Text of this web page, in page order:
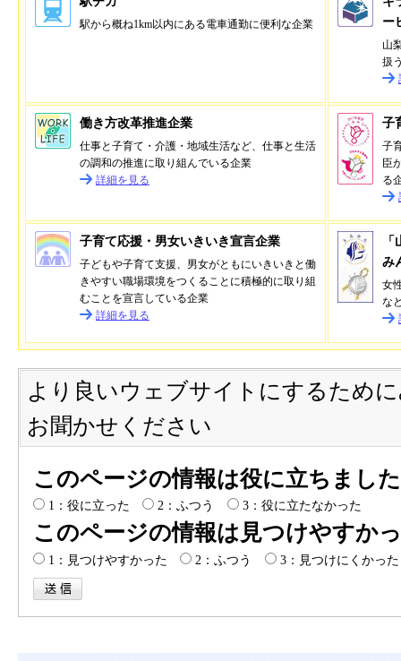
駅から概ね1km以内にある電車通勤に便利な企業
ー
山
扱
働き方改革推進企業
仕事と子育て・介護・地域生活など、仕事と生活
の調和の推進に取り組んでいる企業
詳細を見る
子
子
臣
る
子育て応援・男女いきいき宣言企業
子どもや子育て支援、男女がともにいきいきと働
きやすい職場環境をつくることに積極的に取り組
むことを宣言している企業
詳細を見る
み
女
な
より良いウェブサイトにするため
お聞かせください
このページの情報は役に立ちまし
1：役に立った 2：ふつう 3：役に立たなかった
このページの情報は見つけやすか
1：見つけやすかった 2：ふつう 3：見つけにくかった